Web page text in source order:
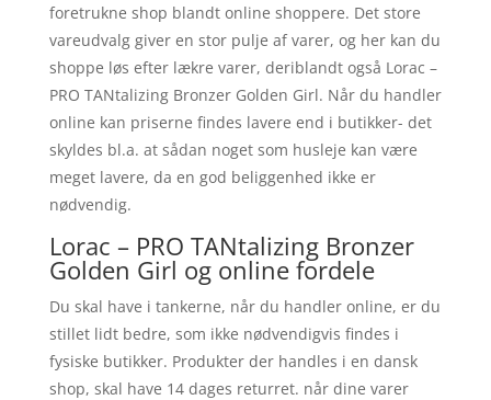
foretrukne shop blandt online shoppere. Det store
vareudvalg giver en stor pulje af varer, og her kan du
shoppe løs efter lækre varer, deriblandt også Lorac –
PRO TANtalizing Bronzer Golden Girl. Når du handler
online kan priserne findes lavere end i butikker- det
skyldes bl.a. at sådan noget som husleje kan være
meget lavere, da en god beliggenhed ikke er
nødvendig.
Lorac – PRO TANtalizing Bronzer
Golden Girl og online fordele
Du skal have i tankerne, når du handler online, er du
stillet lidt bedre, som ikke nødvendigvis findes i
fysiske butikker. Produkter der handles i en dansk
shop, skal have 14 dages returret. når dine varer